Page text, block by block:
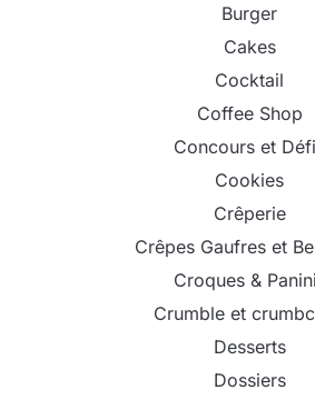
Burger
Cakes
Cocktail
Coffee Shop
Concours et
Cookies
Crêperie
Crêpes Gaufres et
Croques &
Crumble et
Desserts
Dossiers